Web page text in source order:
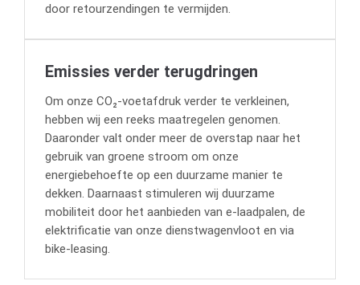
door retourzendingen te vermijden.
Emissies verder terugdringen
Om onze CO₂-voetafdruk verder te verkleinen,
hebben wij een reeks maatregelen genomen.
Daaronder valt onder meer de overstap naar het
gebruik van groene stroom om onze
energiebehoefte op een duurzame manier te
dekken. Daarnaast stimuleren wij duurzame
mobiliteit door het aanbieden van e-laadpalen, de
elektrificatie van onze dienstwagenvloot en via
bike-leasing.